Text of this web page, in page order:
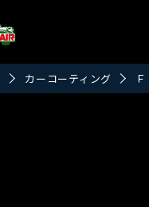
カーコーティング